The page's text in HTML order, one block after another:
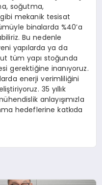
soğutma,
mekanik tesisat
binalarda %40’a
Bu nedenle
yapılarda ya da
tüm yapı stoğunda
gerektiğine inanıyoruz.
enerji verimliliğini
35 yıllık
anlayışımızla
hedeflerine katkıda